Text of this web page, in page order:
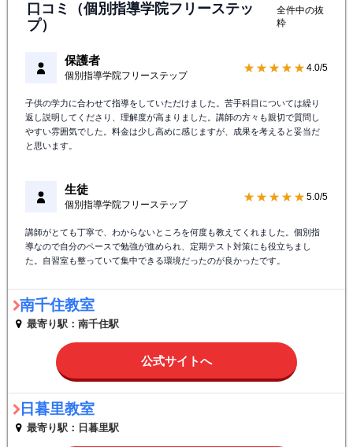
口コミ（個別指導学院フリーステッ
プ）
全件中の抜
粋
保護者
個別指導学院フリーステップ
★★★★★ 4.0/5
子供の学力に合わせて指導をしていただけました。苦手科目については繰り
返し説明してくださり、理解度が高まりました。講師の方々も親切で質問し
やすい雰囲気でした。料金は少し高めに感じますが、成果を考えると妥当だ
と思います。
生徒
個別指導学院フリーステップ
★★★★★ 5.0/5
講師がとても丁寧で、わからないところを何度も教えてくれました。個別指
導なので自分のペースで勉強が進められ、定期テスト対策にも役立ちまし
た。自習室も整っていて集中できる環境だったのが良かったです。
南千住教室
最寄り駅：南千住駅
公式サイトへ
日暮里教室
最寄り駅：日暮里駅